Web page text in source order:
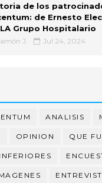
de los
de Ernesto
Grupo Hospitalario
J. Jul 24, 2024
ANALISIS
OPINION QUE